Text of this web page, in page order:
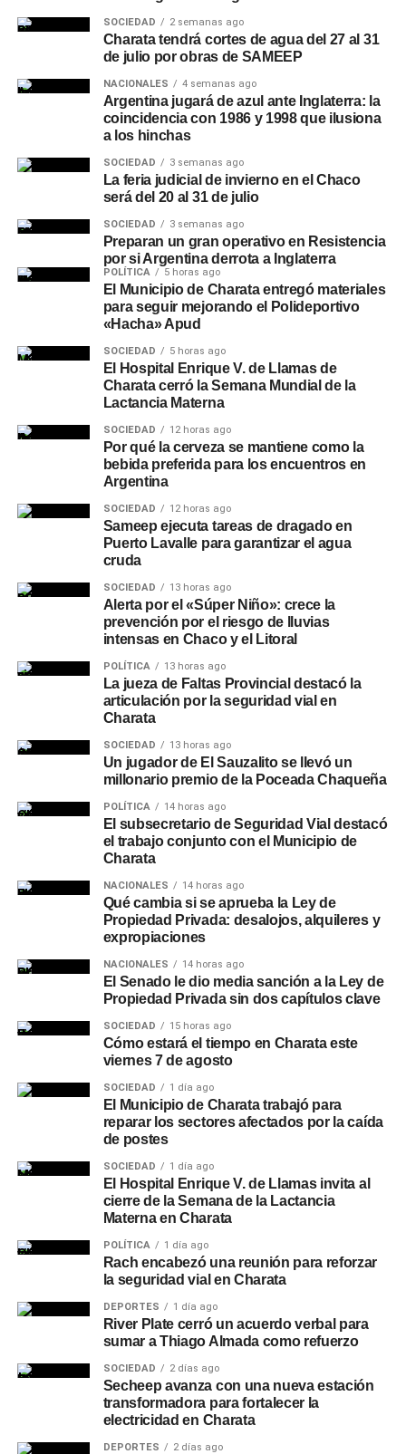
SOCIEDAD 2 semanas ago
Charata tendrá cortes de agua del 27 al 31
de julio por obras de SAMEEP
NACIONALES 4 semanas ago
Argentina jugará de azul ante Inglaterra: la
coincidencia con 1986 y 1998 que ilusiona
a los hinchas
SOCIEDAD 3 semanas ago
La feria judicial de invierno en el Chaco
será del 20 al 31 de julio
SOCIEDAD 3 semanas ago
Preparan un gran operativo en Resistencia
por si Argentina derrota a Inglaterra
POLÍTICA 5 horas ago
El Municipio de Charata entregó materiales
para seguir mejorando el Polideportivo
«Hacha» Apud
SOCIEDAD 5 horas ago
El Hospital Enrique V. de Llamas de
Charata cerró la Semana Mundial de la
Lactancia Materna
SOCIEDAD 12 horas ago
Por qué la cerveza se mantiene como la
bebida preferida para los encuentros en
Argentina
SOCIEDAD 12 horas ago
Sameep ejecuta tareas de dragado en
Puerto Lavalle para garantizar el agua
cruda
SOCIEDAD 13 horas ago
Alerta por el «Súper Niño»: crece la
prevención por el riesgo de lluvias
intensas en Chaco y el Litoral
POLÍTICA 13 horas ago
La jueza de Faltas Provincial destacó la
articulación por la seguridad vial en
Charata
SOCIEDAD 13 horas ago
Un jugador de El Sauzalito se llevó un
millonario premio de la Poceada Chaqueña
POLÍTICA 14 horas ago
El subsecretario de Seguridad Vial destacó
el trabajo conjunto con el Municipio de
Charata
NACIONALES 14 horas ago
Qué cambia si se aprueba la Ley de
Propiedad Privada: desalojos, alquileres y
expropiaciones
NACIONALES 14 horas ago
El Senado le dio media sanción a la Ley de
Propiedad Privada sin dos capítulos clave
SOCIEDAD 15 horas ago
Cómo estará el tiempo en Charata este
viernes 7 de agosto
SOCIEDAD 1 día ago
El Municipio de Charata trabajó para
reparar los sectores afectados por la caída
de postes
SOCIEDAD 1 día ago
El Hospital Enrique V. de Llamas invita al
cierre de la Semana de la Lactancia
Materna en Charata
POLÍTICA 1 día ago
Rach encabezó una reunión para reforzar
la seguridad vial en Charata
DEPORTES 1 día ago
River Plate cerró un acuerdo verbal para
sumar a Thiago Almada como refuerzo
SOCIEDAD 2 días ago
Secheep avanza con una nueva estación
transformadora para fortalecer la
electricidad en Charata
DEPORTES 2 días ago